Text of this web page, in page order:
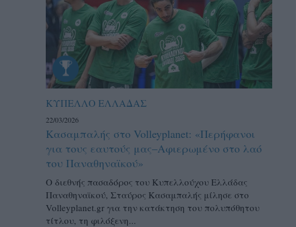
ΚΥΠΕΛΛΟ ΕΛΛΑΔΑΣ
22/03/2026
Κασαμπαλής στο Volleyplanet: «Περήφανοι
για τους εαυτούς μας–Aφιερωμένο στο λαό
του Παναθηναϊκού»
Ο διεθνής πασαδόρος του Κυπελλούχου Ελλάδας
Παναθηναϊκού, Σταύρος Κασαμπαλής μίλησε στο
Volleyplanet.gr για την κατάκτηση του πολυπόθητου
τίτλου, τη φιλόξενη...